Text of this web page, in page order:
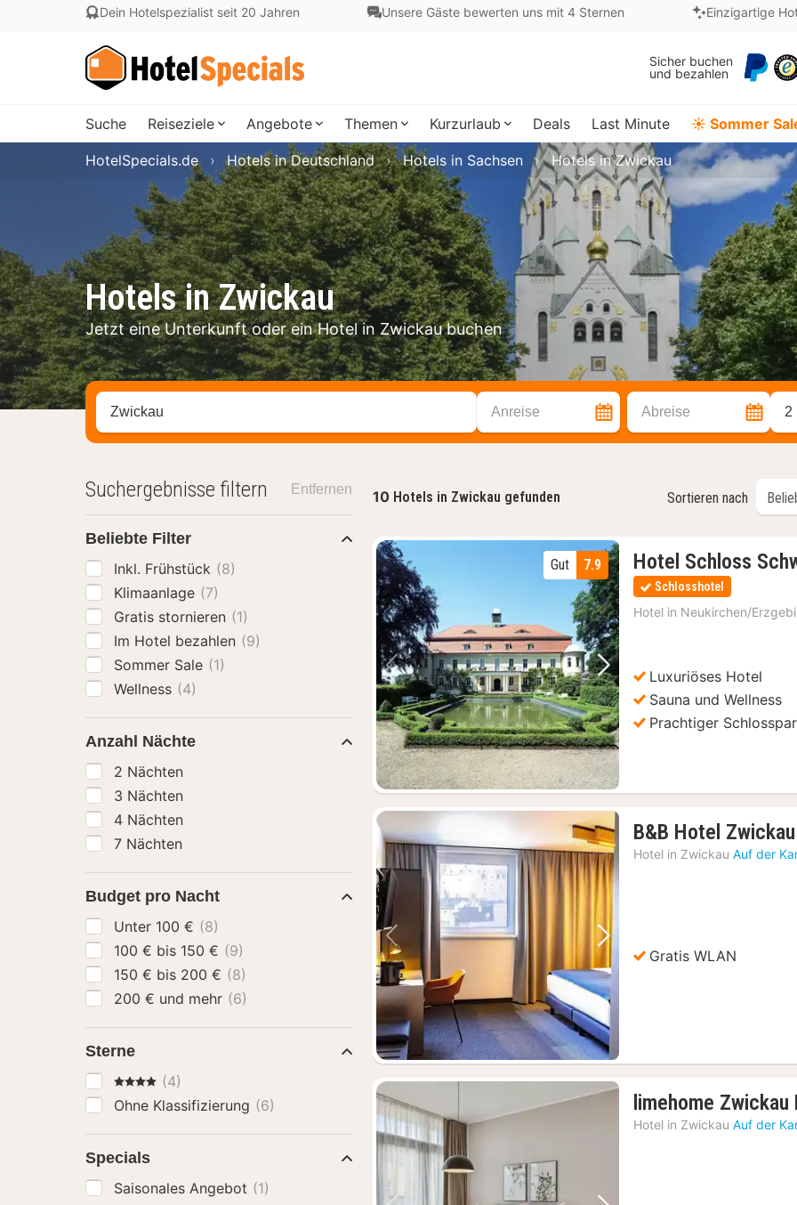
Dein Hotelspezialist seit 20 Jahren Unsere Gäste bewerten uns mit 4 Sternen Einzigartige
Sicher buchen
und bezahlen
Suche Reiseziele Angebote Themen Kurzurlaub Deals Last Minute ☀️ Sommer
Hotels in Zwickau
Jetzt eine Unterkunft oder ein Hotel in Zwickau buchen
HotelSpecials.de Hotels in Deutschland Hotels in Sachsen Hotels in Zwickau
Stadt, Region oder Hotel suchen Anreise Abreise 2
10 Hotels in Zwickau gefunden Sortieren nach
Vorheriges Bild Nächstes Bild
7.9
Gut Hotel Schloss
Schlosshotel
Hotel in Neukirchen/
Luxuriöses Hotel
Sauna und Wellness
Prachtiger
Vorheriges Bild Nächstes Bild
B&B Hotel Zwickau
Hotel in Zwickau Auf der
Gratis WLAN
limehome
Hotel in Zwickau Auf der
Suchergebnisse filtern Entfernen
Beliebte Filter
Inkl. Frühstück (8)
Klimaanlage (7)
Gratis stornieren (1)
Im Hotel bezahlen (9)
Sommer Sale (1)
Wellness (4)
Anzahl Nächte
2 Nächten
3 Nächten
4 Nächten
7 Nächten
Budget pro Nacht
Unter 100 € (8)
100 € bis 150 € (9)
150 € bis 200 € (8)
200 € und mehr (6)
Sterne
4 Sterne(4)
Ohne Klassifizierung (6)
Specials
Saisonales Angebot (1)